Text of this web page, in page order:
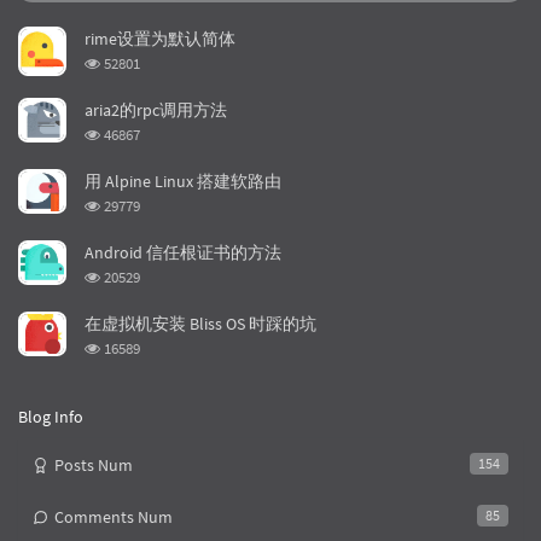
o
u
a
r
r
t
c
l
s
a
m
n
a
rime设置为默认简体
浏
次
数:
52801
aria2的rpc调用方法
浏
次
数:
46867
用 Alpine Linux 搭建软路由
浏
次
29779
Android 信任根证书的方法
浏
次
数:
20529
在虚拟机安装 Bliss OS 时踩的坑
浏
16589
Blog Info
154
Posts Num
85
Comments Num